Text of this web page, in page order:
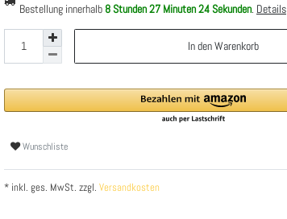
Bestellung innerhalb 8 Stunden27 Minuten23 Sekunden Details
In den Warenkorb
Wunschliste
* inkl. ges. MwSt. zzgl. Versandkosten